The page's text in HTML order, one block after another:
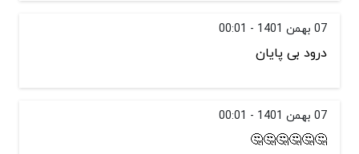
07 بهمن 1401 - 00:01
درود بی پایان
07 بهمن 1401 - 00:01
🤔🤔🤔🤔🤔🤔